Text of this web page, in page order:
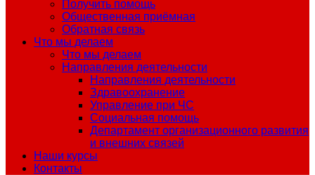
Получить помощь
Общественная приёмная
Обратная связь
Что мы делаем
Что мы делаем
Направления деятельности
Направления деятельности
Здравоохранение
Управление при ЧС
Социальная помощь
Департамент организационного развития
и внешних связей
Наши курсы
Контакты